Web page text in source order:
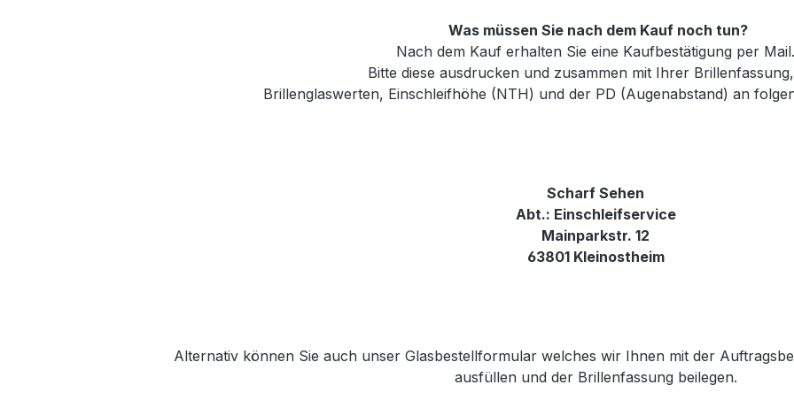
Was müssen Sie nach dem Kauf noch tun?
Nach dem Kauf erhalten Sie eine Kaufbestätigung per Mail.
Bitte diese ausdrucken und zusammen mit Ihrer
Brillenglaswerten, Einschleifhöhe (NTH) und der PD (Augenabstand) an
Scharf Sehen
Abt.: Einschleifservice
Mainparkstr. 12
63801 Kleinostheim
Alternativ können Sie auch unser Glasbestellformular welches wir Ihnen mit der
ausfüllen und der Brillenfassung beilegen.